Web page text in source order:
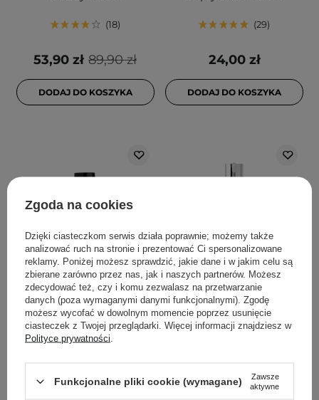
18
89,90 zł
53,90 zł
DODAJ DO KOSZYKA
29
24,00 zł
DODAJ DO KOSZYKA
PROMOCJA
Numbuzin - No.5 Vitamin
Concentrated Serum -
Rozjaśniające Serum
Witaminowe - 30ml
PROMOCJA
VT Cosmetics - Reedle
Shot 300 - Mikroigłowy
Booster do Twarzy
Poprawiający Teksturę
198
Zgoda na cookies
Dzięki ciasteczkom serwis działa poprawnie; możemy także
analizować ruch na stronie i prezentować Ci spersonalizowane
reklamy. Poniżej możesz sprawdzić, jakie dane i w jakim celu są
zbierane zarówno przez nas, jak i naszych partnerów. Możesz
zdecydować też, czy i komu zezwalasz na przetwarzanie
danych (poza wymaganymi danymi funkcjonalnymi). Zgodę
możesz wycofać w dowolnym momencie poprzez usunięcie
ciasteczek z Twojej przeglądarki. Więcej informacji znajdziesz w
Polityce prywatności
Funkcjonalne pliki cookie (wymagane)
Zawsze
aktywne